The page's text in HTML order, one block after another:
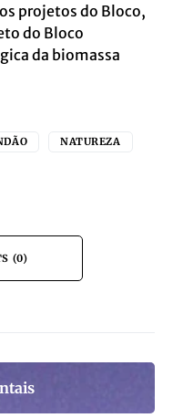
projetos do Bloco,
do Bloco
da biomassa
NATUREZA
(0)